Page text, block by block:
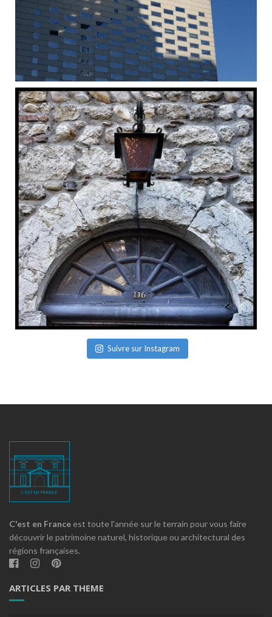
Suivre sur Instagram
C'est en France est toute l'année sur le terrain pour vous faire
découvrir le patrimoine naturel, historique ou architectural des
régions françaises.
ARTICLES PAR THEME